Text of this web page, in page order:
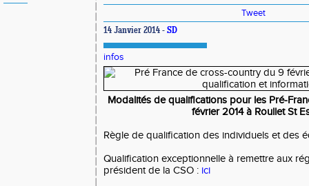
Tweet
14 Janvier 2014 - SD
infos
Modalités de qualifications pour les Pré-
février 2014 à Roullet St
Règle de qualification des individuels et des
Qualification exceptionnelle à remettre aux
président de la CSO : ici